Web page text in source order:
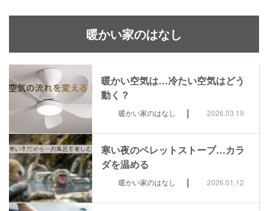
暖かい家のはなし
暖かい空気は…冷たい空気はどう
動く？
暖かい家のはなし | 2026.03.19
寒い夜のペレットストーブ…カラ
ダを温める
暖かい家のはなし | 2026.01.12